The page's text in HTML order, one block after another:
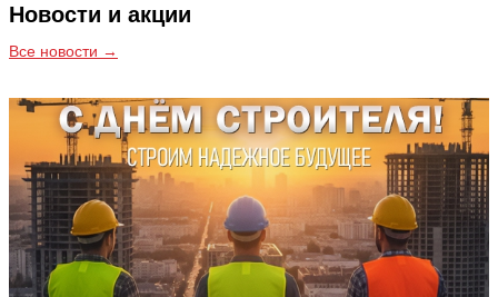
Новости и акции
Все новости →